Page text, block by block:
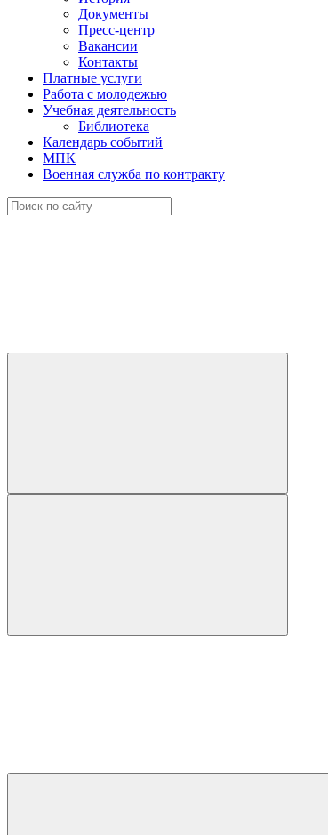
Документы
Пресс-центр
Вакансии
Контакты
Платные услуги
Работа с молодежью
Учебная деятельность
Библиотека
Календарь событий
МПК
Военная служба по контракту